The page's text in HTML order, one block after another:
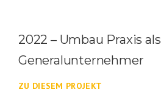
2022 – Umbau Praxis als
Generalunternehmer
ZU DIESEM PROJEKT